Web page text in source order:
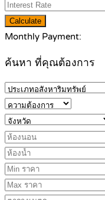
Calculate
Monthly Payment:
ค้นหา ที่คุณต้องการ